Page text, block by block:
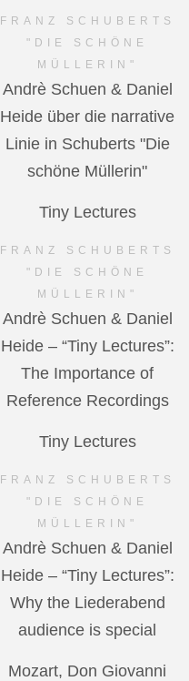
FRANZ SCHUBERTS
"DIE SCHÖNE
MÜLLERIN"
Andrè Schuen & Daniel
Heide über die narrative
Linie in Schuberts "Die
schöne Müllerin"
Tiny Lectures
FRANZ SCHUBERTS
"DIE SCHÖNE
MÜLLERIN"
Andrè Schuen & Daniel
Heide – “Tiny Lectures”:
The Importance of
Reference Recordings
Tiny Lectures
FRANZ SCHUBERTS
"DIE SCHÖNE
MÜLLERIN"
Andrè Schuen & Daniel
Heide – “Tiny Lectures”:
Why the Liederabend
audience is special
Mozart, Don Giovanni